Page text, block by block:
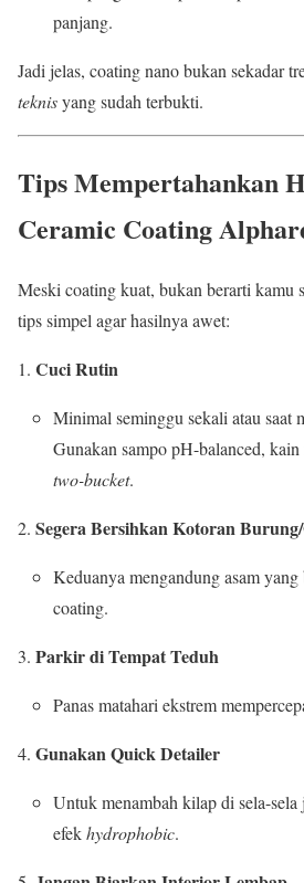
panjang.
Jadi jelas, coating nano bukan sekadar
teknisyang sudah terbukti.
Tips Mempertahankan
Ceramic Coating
Meski coating kuat, bukan berarti kamu
tips simpel agar hasilnya awet:
Cuci Rutin
Minimal seminggu sekali atau saat
Gunakan sampo pH-balanced,
two-bucket.
Segera Bersihkan Kotoran
Keduanya mengandung asam yang
coating.
Parkir di Tempat Teduh
Panas matahari ekstrem
Gunakan Quick Detailer
Untuk menambah kilap di sela-
efekhydrophobic.